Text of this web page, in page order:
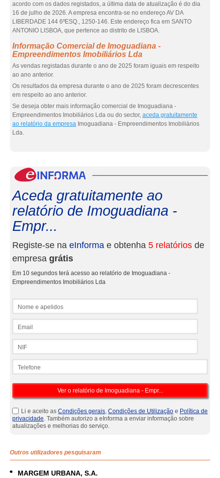
acordo com os dados registados, a última data de atualização é do dia
16 de julho de 2026. A empresa encontra-se no endereço AV DA
LIBERDADE 144 6ºESQ., 1250-146. Este endereço fica em SANTO
ANTONIO LISBOA, que pertence ao distrito de LISBOA.
Informação Comercial de Imoguadiana -
Empreendimentos Imobiliários Lda
As vendas registadas durante o ano de 2025 foram iguais em respeito
ao ano anterior.
Os resultados da empresa durante o ano de 2025 foram decrescentes
em respeito ao ano anterior.
Se deseja obter mais informação comercial de Imoguadiana -
Empreendimentos Imobiliários Lda ou do sector, aceda gratuitamente
ao relatório da empresa Imoguadiana - Empreendimentos Imobiliários
Lda.
Aceda gratuitamente ao
relatório de Imoguadiana -
Empr...
Registe-se na eInforma e obtenha 5 relatórios de
empresa grátis
Em 10 segundos terá acesso ao relatório de Imoguadiana -
Empreendimentos Imobiliários Lda
Li e aceito as Condições gerais, Condições de Utilização e Política de
privacidade. Também autorizo a eInforma a enviar informação sobre
atualizações e melhorias do serviço.
Outros utilizadores pesquisaram
MARGEM URBANA, S.A.